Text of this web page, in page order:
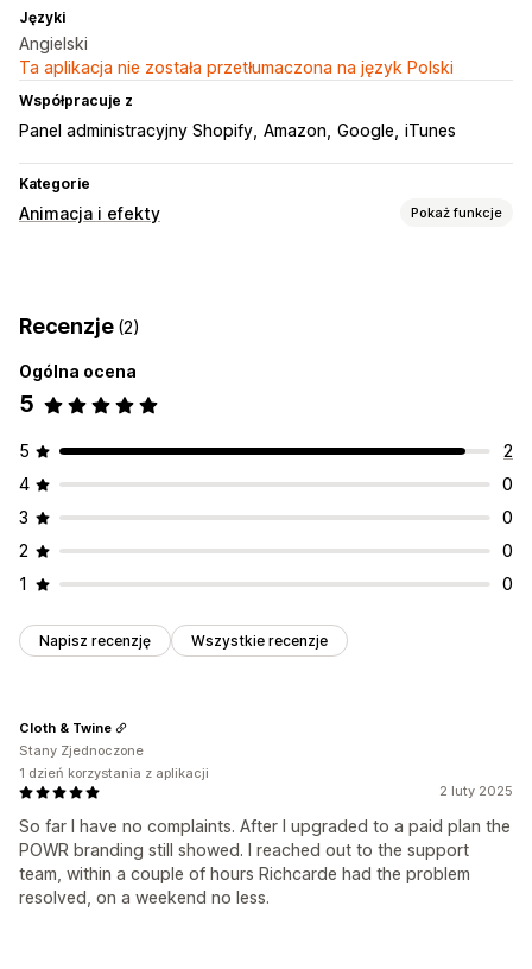
Języki
Angielski
Ta aplikacja nie została przetłumaczona na język Polski
Współpracuje z
Panel administracyjny Shopify Amazon Google iTunes
Kategorie
Animacja i efekty Pokaż funkcje
Przesyłanie pliku
Wydarzenia sezonowe
Black Friday i Cyber Monday
Recenzje (2)
Ogólna ocena
5
5
2
4
0
3
0
2
0
1
0
Napisz recenzję Wszystkie recenzje
2 luty 2025
So far I have no complaints. After I upgraded to a paid plan the
POWR branding still showed. I reached out to the support
team, within a couple of hours Richcarde had the problem
resolved, on a weekend no less.
Cloth & Twine
Stany Zjednoczone
1 dzień korzystania z aplikacji